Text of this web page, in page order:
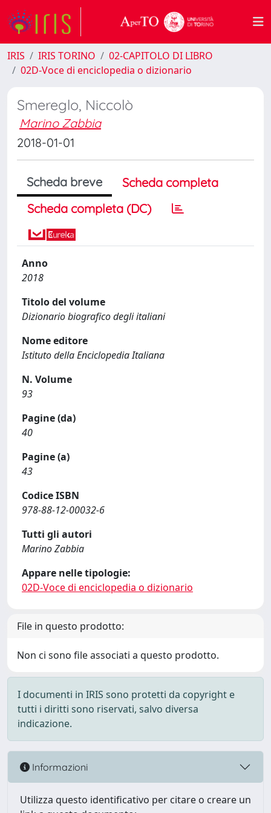
IRIS IRIS TORINO
02-CAPITOLO DI LIBRO
02D-Voce di enciclopedia o dizionario
Smereglo, Niccolò
Marino Zabbia
2018-01-01
Scheda breve
Scheda completa
Scheda completa (DC)
Anno
2018
Titolo del volume
Dizionario biografico degli italiani
Nome editore
Istituto della Enciclopedia Italiana
N. Volume
93
Pagine (da)
40
Pagine (a)
43
Codice ISBN
978-88-12-00032-6
Tutti gli autori
Marino Zabbia
Appare nelle tipologie:
02D-Voce di enciclopedia o dizionario
File in questo prodotto:
Non ci sono file associati a questo prodotto.
I documenti in IRIS sono protetti da copyright e
tutti i diritti sono riservati, salvo diversa
indicazione.
Informazioni
Utilizza questo identificativo per citare o creare un